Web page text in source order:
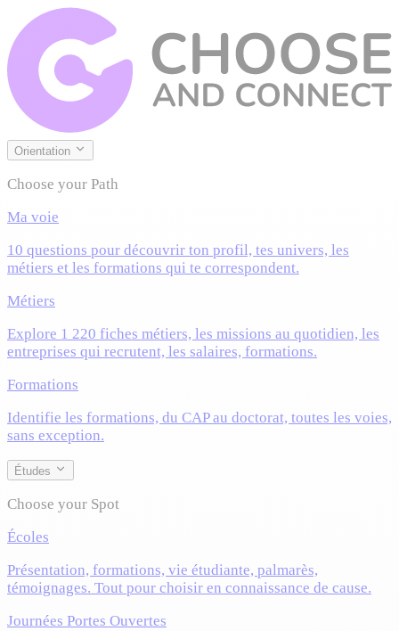
Orientation
Choose your Path
Ma voie
10 questions pour découvrir ton profil, tes univers, les
métiers et les formations qui te correspondent.
Métiers
Explore 1 220 fiches métiers, les missions au quotidien, les
entreprises qui recrutent, les salaires, formations.
Formations
Identifie les formations, du CAP au doctorat, toutes les voies,
sans exception.
Études
Choose your Spot
Écoles
Présentation, formations, vie étudiante, palmarès,
témoignages. Tout pour choisir en connaissance de cause.
Journées Portes Ouvertes